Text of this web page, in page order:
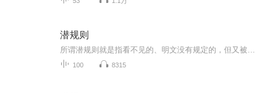
潜规则
100 8315